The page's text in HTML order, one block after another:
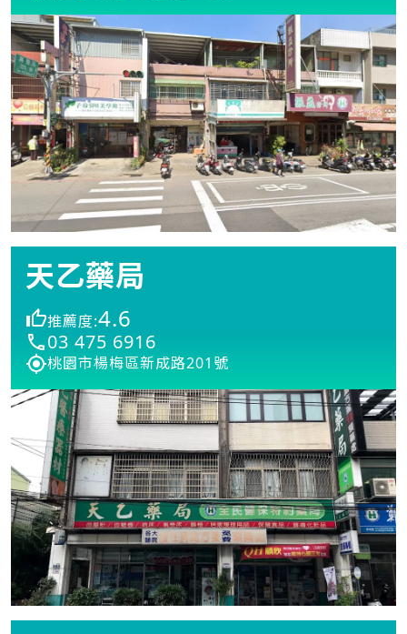
天乙藥局
推薦度:4.6
03 475 6916
桃園市楊梅區新成路201號